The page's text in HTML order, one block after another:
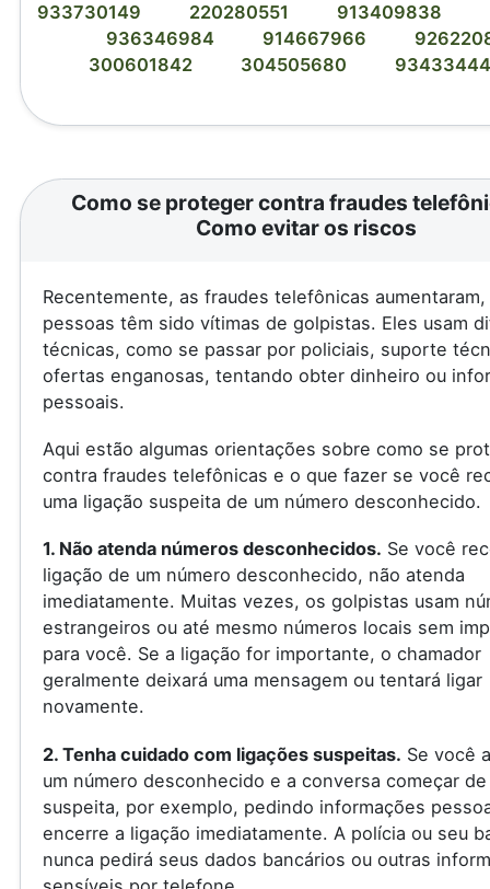
933730149 220280551 913409838
936346984
914667966
300601842
304505680
Como se proteger contra fraudes
Como evitar os riscos
Recentemente, as fraudes telefônicas
pessoas têm sido vítimas de golpistas. Eles usam
técnicas, como se passar por policiais, suporte
ofertas enganosas, tentando obter dinheiro ou
pessoais.
Aqui estão algumas orientações sobre como se
contra fraudes telefônicas e o que fazer se você
uma ligação suspeita de um número desconhecido.
1. Não atenda números desconhecidos. Se você
ligação de um número desconhecido, não atenda
imediatamente. Muitas vezes, os golpistas usam
estrangeiros ou até mesmo números locais sem
para você. Se a ligação for importante, o chamador
geralmente deixará uma mensagem ou tentará ligar
novamente.
2. Tenha cuidado com ligações suspeitas. Se você
um número desconhecido e a conversa começar
suspeita, por exemplo, pedindo informações
encerre a ligação imediatamente. A polícia ou seu
nunca pedirá seus dados bancários ou outras